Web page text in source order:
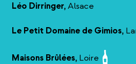
Léo Dirringer,Alsace
Le Petit Domaine de Gimios,
Maisons Brûlées, Loire